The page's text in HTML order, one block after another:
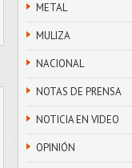
METAL
MULIZA
NACIONAL
NOTAS DE PRENSA
NOTICIA EN VIDEO
OPINIÓN